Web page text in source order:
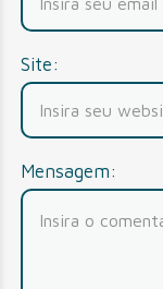
Site:
Mensagem: